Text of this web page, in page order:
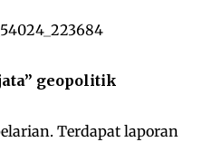
geopolitik
Terdapat laporan